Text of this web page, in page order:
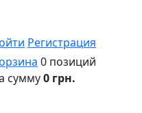
Регистрация
0 позиций
сумму0 грн.